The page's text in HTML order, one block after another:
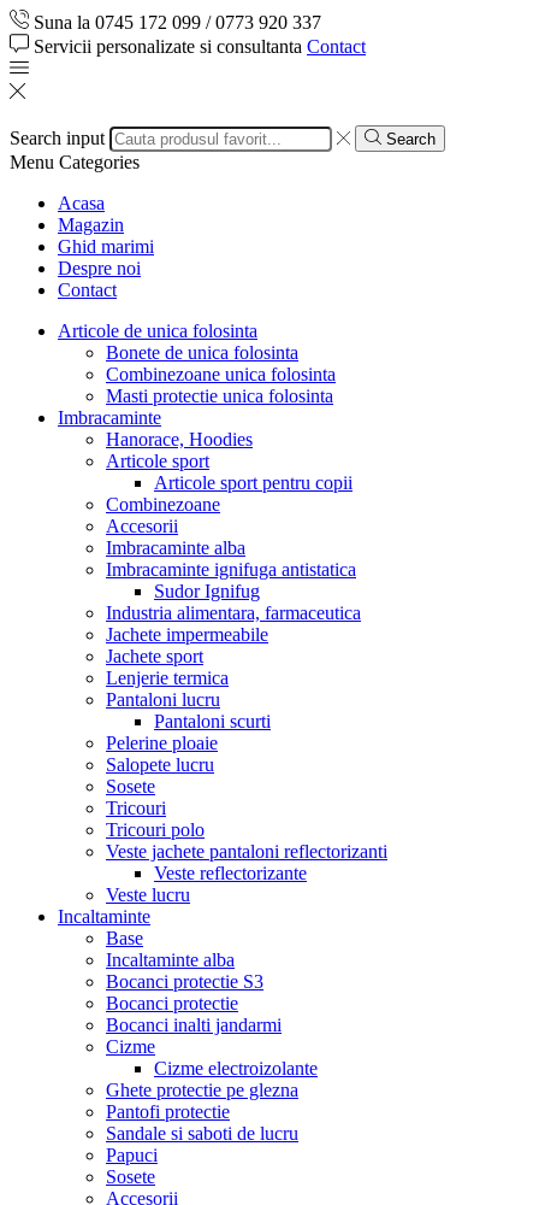
Suna la 0745 172 099 / 0773 920 337
Servicii personalizate si consultanta Contact
Search input Search
Menu Categories
Acasa
Magazin
Ghid marimi
Despre noi
Contact
Articole de unica folosinta
Bonete de unica folosinta
Combinezoane unica folosinta
Masti protectie unica folosinta
Imbracaminte
Hanorace, Hoodies
Articole sport
Articole sport pentru copii
Combinezoane
Accesorii
Imbracaminte alba
Imbracaminte ignifuga antistatica
Sudor Ignifug
Industria alimentara, farmaceutica
Jachete impermeabile
Jachete sport
Lenjerie termica
Pantaloni lucru
Pantaloni scurti
Pelerine ploaie
Salopete lucru
Sosete
Tricouri
Tricouri polo
Veste jachete pantaloni reflectorizanti
Veste reflectorizante
Veste lucru
Incaltaminte
Base
Incaltaminte alba
Bocanci protectie S3
Bocanci protectie
Bocanci inalti jandarmi
Cizme
Cizme electroizolante
Ghete protectie pe glezna
Pantofi protectie
Sandale si saboti de lucru
Papuci
Sosete
Accesorii